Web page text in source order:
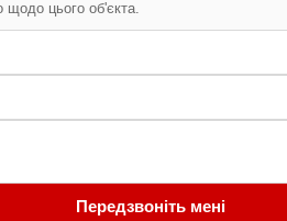
цього об'єкта.
Передзвоніть мені